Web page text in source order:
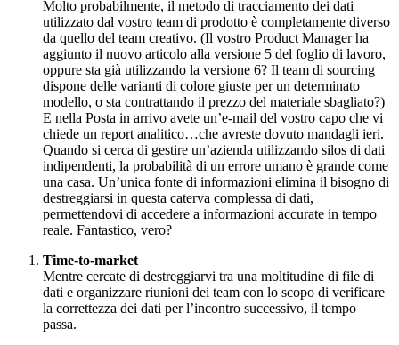
Molto probabilmente, il metodo di tracciamento dei dati
utilizzato dal vostro team di prodotto è completamente diverso
da quello del team creativo. (Il vostro Product Manager ha
aggiunto il nuovo articolo alla versione 5 del foglio di lavoro,
oppure sta già utilizzando la versione 6? Il team di sourcing
dispone delle varianti di colore giuste per un determinato
modello, o sta contrattando il prezzo del materiale sbagliato?)
E nella Posta in arrivo avete un’e-mail del vostro capo che vi
chiede un report analitico…che avreste dovuto mandagli ieri.
Quando si cerca di gestire un’azienda utilizzando silos di dati
indipendenti, la probabilità di un errore umano è grande come
una casa. Un’unica fonte di informazioni elimina il bisogno di
destreggiarsi in questa caterva complessa di dati,
permettendovi di accedere a informazioni accurate in tempo
reale. Fantastico, vero?
Time-to-market
Mentre cercate di destreggiarvi tra una moltitudine di file di
dati e organizzare riunioni dei team con lo scopo di verificare
la correttezza dei dati per l’incontro successivo, il tempo
passa.